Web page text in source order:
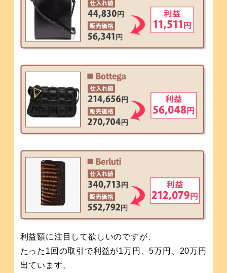
利益額に注目して欲しいのですが、
たった1回の取引で利益が1万円、5万円、20万円
出ています。